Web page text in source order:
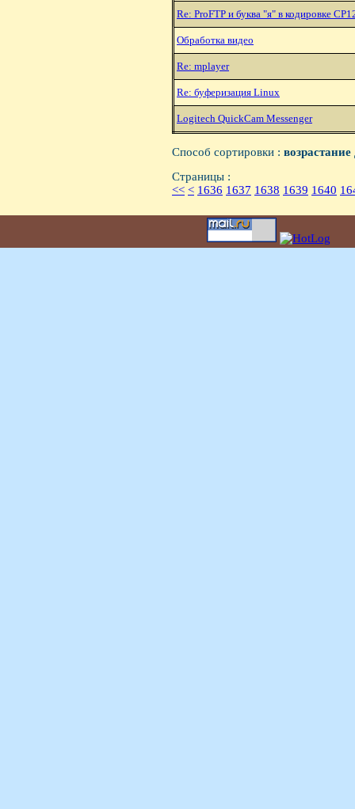
Re: ProFTP и буква "я" в кодировке
Обработка видео
Re: mplayer
Re: буферизация Linux
Logitech QuickCam Messenger
Способ сортировки :
Страницы :
<< < 1636 1637 1638 1639 1640